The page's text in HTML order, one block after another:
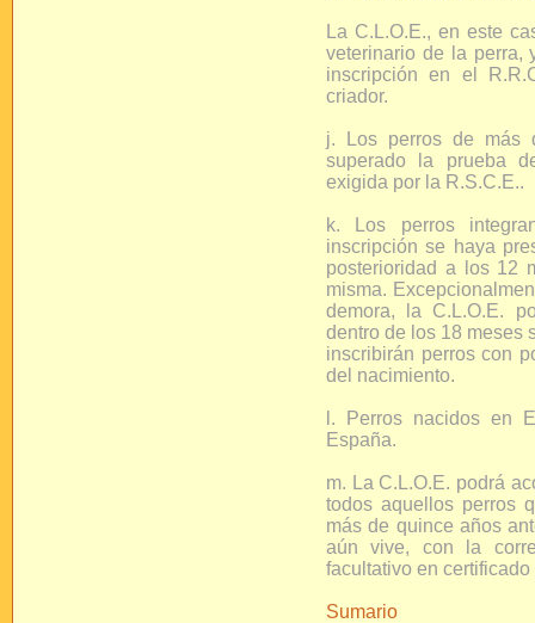
La C.L.O.E., en este
veterinario de la perra,
inscripción en el
criador.
j. Los perros de más
superado la prueba
exigida por la R.S.C.E..
k. Los perros
inscripción se haya
posterioridad a los 12
misma.
demora, la C.L.O.E.
dentro de los 18 meses
inscribirán perros con
del nacimiento.
l. Perros nacidos en
España.
m. La C.L.O.E. podrá
todos aquellos perros
más de quince años
aún vive, con la
facultativo en
Sumario